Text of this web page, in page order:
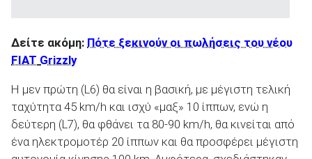
Δείτε ακόμη: Πότε ξεκινούν οι πωλήσεις του νέου
FIAT Grizzly
Η μεν πρώτη (L6) θα είναι η βασική, με μέγιστη τελική
ταχύτητα 45 km/h και ισχύ «μαξ» 10 ίππων, ενώ η
δεύτερη (L7), θα φθάνει τα 80-90 km/h, θα κινείται από
ένα ηλεκτρομοτέρ 20 ίππων και θα προσφέρει μέγιστη